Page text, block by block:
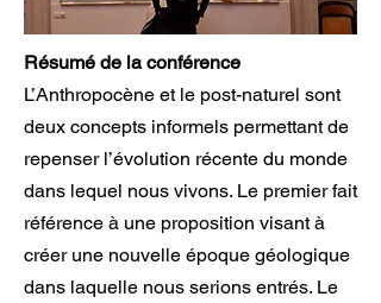
Résumé de la conférence
L’Anthropocène et le post-naturel sont
deux concepts informels permettant de
repenser l’évolution récente du monde
dans lequel nous vivons. Le premier fait
référence à une proposition visant à
créer une nouvelle époque géologique
dans laquelle nous serions entrés. Le